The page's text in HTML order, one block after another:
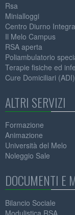
Rsa
Minialloggi
Centro Diurno
Il Melo Campus
RSA aperta
Poliambulatorio
Terapie fisiche ed
Cure Domiciliari (ADI)
ALTRI SERVIZI
Formazione
Animazione
Università del Melo
Noleggio Sale
DOCUMENTI E
Bilancio Sociale